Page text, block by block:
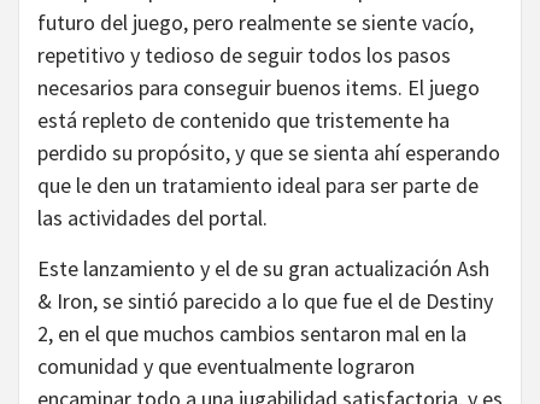
futuro del juego, pero realmente se siente vacío,
repetitivo y tedioso de seguir todos los pasos
necesarios para conseguir buenos items. El juego
está repleto de contenido que tristemente ha
perdido su propósito, y que se sienta ahí esperando
que le den un tratamiento ideal para ser parte de
las actividades del portal.
Este lanzamiento y el de su gran actualización Ash
& Iron, se sintió parecido a lo que fue el de Destiny
2, en el que muchos cambios sentaron mal en la
comunidad y que eventualmente lograron